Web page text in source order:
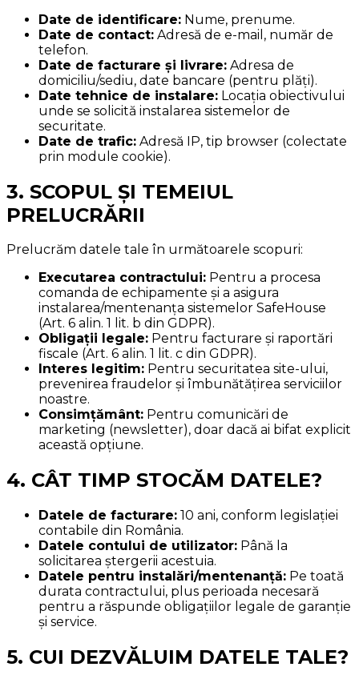
Date de identificare: Nume, prenume.
Date de contact: Adresă de e-mail, număr de
telefon.
Date de facturare și livrare: Adresa de
domiciliu/sediu, date bancare (pentru plăți).
Date tehnice de instalare: Locația obiectivului
unde se solicită instalarea sistemelor de
securitate.
Date de trafic: Adresă IP, tip browser (colectate
prin module cookie).
3. SCOPUL ȘI TEMEIUL
PRELUCRĂRII
Prelucrăm datele tale în următoarele scopuri:
Executarea contractului: Pentru a procesa
comanda de echipamente și a asigura
instalarea/mentenanța sistemelor SafeHouse
(Art. 6 alin. 1 lit. b din GDPR).
Obligații legale: Pentru facturare și raportări
fiscale (Art. 6 alin. 1 lit. c din GDPR).
Interes legitim: Pentru securitatea site-ului,
prevenirea fraudelor și îmbunătățirea serviciilor
noastre.
Consimțământ: Pentru comunicări de
marketing (newsletter), doar dacă ai bifat explicit
această opțiune.
4. CÂT TIMP STOCĂM DATELE?
Datele de facturare: 10 ani, conform legislației
contabile din România.
Datele contului de utilizator: Până la
solicitarea ștergerii acestuia.
Datele pentru instalări/mentenanță: Pe toată
durata contractului, plus perioada necesară
pentru a răspunde obligațiilor legale de garanție
și service.
5. CUI DEZVĂLUIM DATELE TALE?